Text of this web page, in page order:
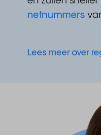
netnummers
Lees meer over